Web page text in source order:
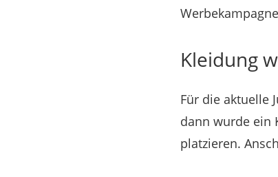
Kleidung
Für die aktuelle
dann wurde ein
platzieren.